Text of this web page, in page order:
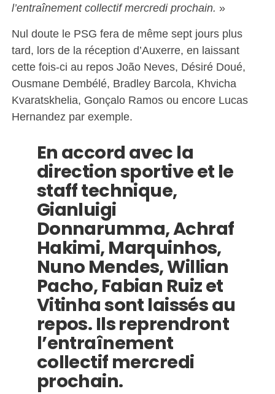
l’entraînement collectif mercredi prochain. »
Nul doute le PSG fera de même sept jours plus
tard, lors de la réception d’Auxerre, en laissant
cette fois-ci au repos João Neves, Désiré Doué,
Ousmane Dembélé, Bradley Barcola, Khvicha
Kvaratskhelia, Gonçalo Ramos ou encore Lucas
Hernandez par exemple.
En accord avec la
direction sportive et le
staff technique,
Gianluigi
Donnarumma, Achraf
Hakimi, Marquinhos,
Nuno Mendes, Willian
Pacho, Fabian Ruiz et
Vitinha sont laissés au
repos. Ils reprendront
l’entraînement
collectif mercredi
prochain.